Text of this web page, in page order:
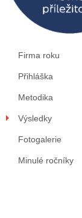
Firma roku
Přihláška
Metodika
Výsledky
Fotogalerie
Minulé ročníky